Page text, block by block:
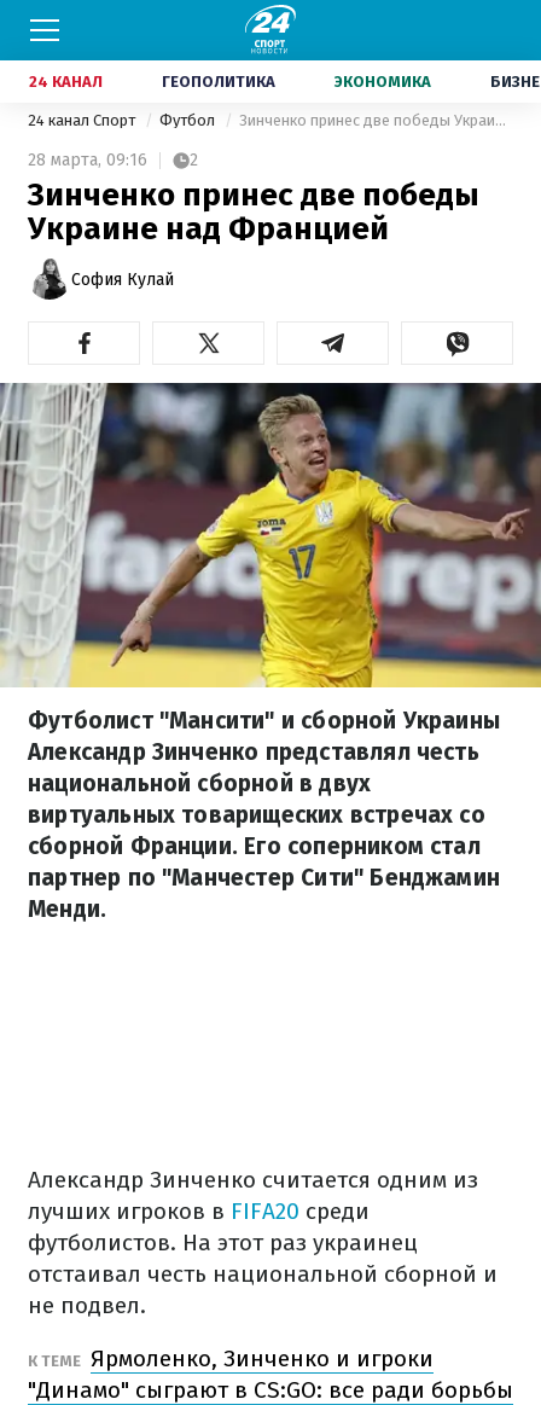
24 КАНАЛ ГЕОПОЛИТИКА ЭКОНОМИКА
24 канал Спорт Футбол Зинченко принес две победы Украине над Францией
28 марта, 09:16 2
Зинченко принес две победы
Украине над Францией
София Кулай
Футболист "Мансити" и сборной Украины
Александр Зинченко представлял честь
национальной сборной в двух
виртуальных товарищеских встречах со
сборной Франции. Его соперником стал
партнер по "Манчестер Сити" Бенджамин
Менди.
Александр Зинченко считается одним из
лучших игроков в FIFA20 среди
футболистов. На этот раз украинец
отстаивал честь национальной сборной и
не подвел.
К ТЕМЕ Ярмоленко, Зинченко и игроки
"Динамо" сыграют в CS:GO: все ради борьбы